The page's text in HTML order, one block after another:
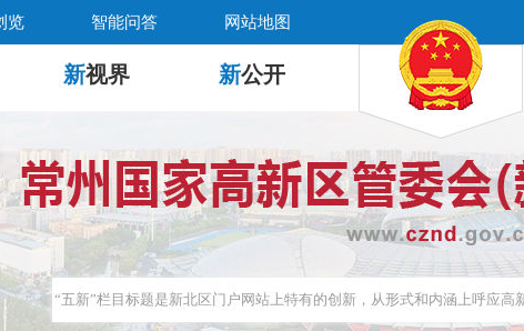
览 智能问答 网站地图
新视界 新公开